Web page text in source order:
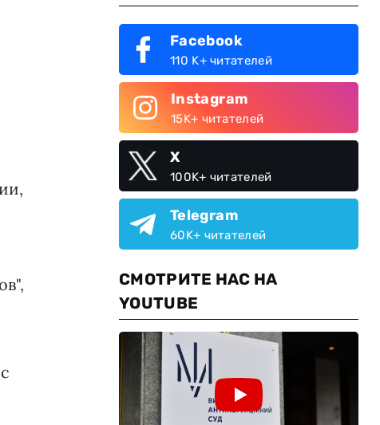
Facebook
110 K+ читателей
Instagram
15K+ читателей
X
100K+ читателей
Telegram
60K+ читателей
СМОТРИТЕ НАС НА
YOUTUBE